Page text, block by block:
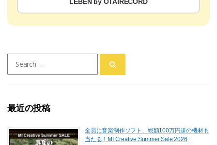
for:
最近の投稿
全員に音楽制作ソフト、総額100万円超の機材も
当たる！MI Creative Summer Sale 2026